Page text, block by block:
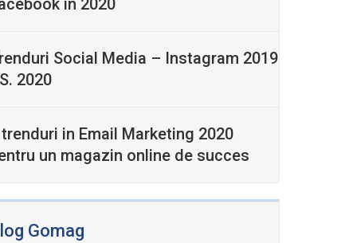
in 2020
Social Media – Instagram 2019
2020
in Email Marketing 2020
un magazin online de succes
Gomag